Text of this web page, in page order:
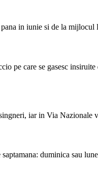
in iunie si de la
pe care se gasesc
iar in Via Nazionale
duminica sau